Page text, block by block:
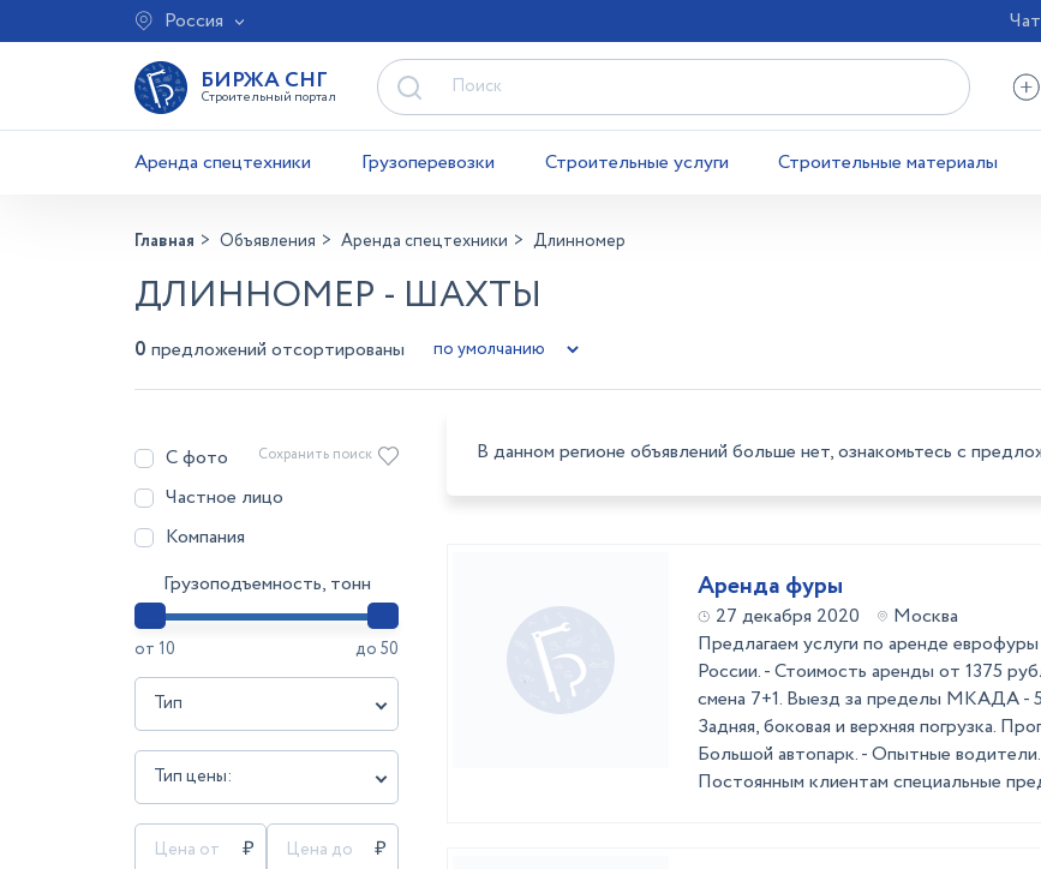
Россия Чат
БИРЖА СНГ
Строительный портал
Аренда спецтехники Грузоперевозки Строительные услуги Строительные материалы
Главная Объявления Аренда спецтехники Длинномер
ДЛИННОМЕР - ШАХТЫ
0 предложений отсортированы
С фото
Частное лицо
Компания
Грузоподъемность, тонн
от 10 до 50
Тип
Тип цены:
Сохранить поиск В данном регионе объявлений больше нет, ознакомьтесь с
Аренда фуры
27 декабря 2020
Москва
Предлагаем услуги по аренде
России. - Стоимость аренды от 1375
смена 7+1. Выезд за пределы МКАДА -
Задняя, боковая и верхняя погрузка.
Большой автопарк. - Опытные
Постоянным клиентам специальные